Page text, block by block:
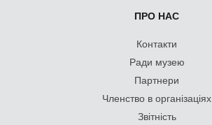
ПРО НАС
Контакти
Ради музею
Партнери
Членство в організаціях
Звітність